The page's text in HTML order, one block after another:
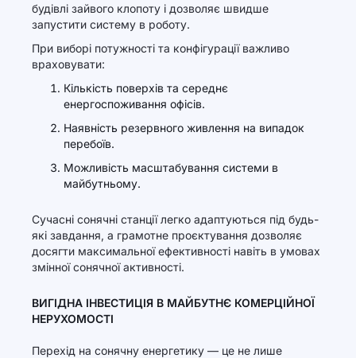
будівлі зайвого клопоту і дозволяє швидше
запустити систему в роботу.
При виборі потужності та конфігурації важливо
враховувати:
Кількість поверхів та середнє
енергоспоживання офісів.
Наявність резервного живлення на випадок
перебоїв.
Можливість масштабування системи в
майбутньому.
Сучасні сонячні станції легко адаптуються під будь-
які завдання, а грамотне проєктування дозволяє
досягти максимальної ефективності навіть в умовах
змінної сонячної активності.
ВИГІДНА ІНВЕСТИЦІЯ В МАЙБУТНЄ КОМЕРЦІЙНОЇ
НЕРУХОМОСТІ
Перехід на сонячну енергетику — це не лише